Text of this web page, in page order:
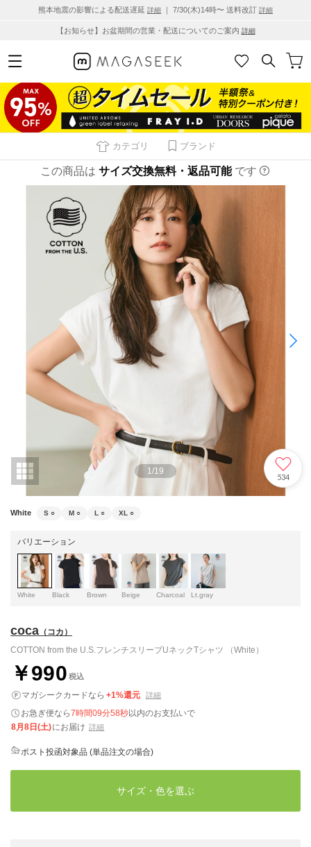
熊本地震の影響による配送遅延 詳細 ｜ 7/30(木)14時〜 送料改訂 詳細
【お知らせ】お盆期間の営業・配送についてのご案内 詳細
カテゴリ ブランド
この商品は サイズ交換無料・返品可能 です
1 /19
534
White S ○ M ○ L ○ XL ○
バリエーション
White Black Brown Beige Charcoal Lt.gray
coca （コカ）
COTTON from the U.S.フレンチスリーブUネックTシャツ （White）
￥990 税込
マガシークカードなら +1%還元 詳細
お急ぎ便なら7時間09分57秒以内のお支払いで
8月8日(土)にお届け 詳細
ポスト投函対象品 (単品注文の場合)
サイズ・色を選ぶ